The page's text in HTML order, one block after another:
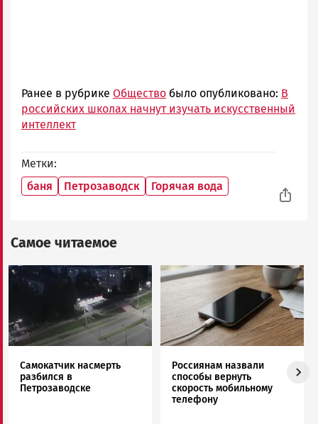
Ранее в рубрике Общество было опубликовано: В
российских школах начнут изучать искусственный
интеллект
Метки
баня
Петрозаводск Горячая вода
Самое читаемое
Image
Самокатчик насмерть
разбился в
Петрозаводске
Image
Россиянам назвали
способы вернуть
скорость мобильному
телефону